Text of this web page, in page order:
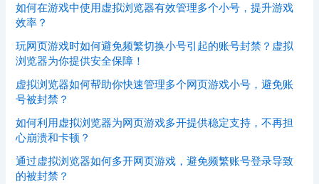
如何在游戏中使用虚拟浏览器有效管理多个小号，提升游戏
效率？
玩网页游戏时如何避免频繁切换小号引起的账号封禁？虚拟
浏览器为你提供安全保障！
虚拟浏览器如何帮助你快速管理多个网页游戏小号，避免账
号被封禁？
如何利用虚拟浏览器为网页游戏多开提供稳定支持，不再担
心崩溃和卡顿？
通过虚拟浏览器如何多开网页游戏，避免频繁账号登录导致
的被封禁？